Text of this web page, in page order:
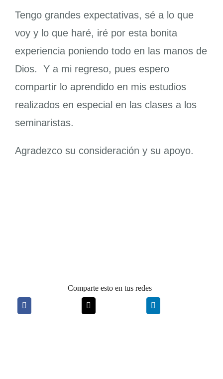
Tengo grandes expectativas, sé a lo que
voy y lo que haré, iré por esta bonita
experiencia poniendo todo en las manos de
Dios. Y a mi regreso, pues espero
compartir lo aprendido en mis estudios
realizados en especial en las clases a los
seminaristas.
Agradezco su consideración y su apoyo.
Comparte esto en tus redes